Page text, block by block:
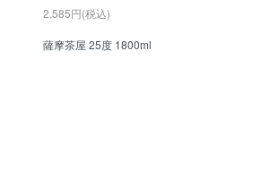
2,585円(税込)
薩摩茶屋 25度 1800ml